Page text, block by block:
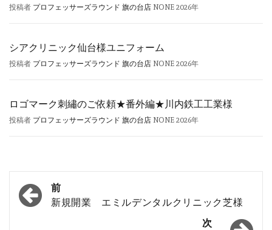
投稿者 プロフェッサーズラウンド 旗の台店 NONE 2026年
シアクリニック仙台様ユニフォーム
投稿者 プロフェッサーズラウンド 旗の台店 NONE 2026年
ロゴマーク刺繡のご依頼★番外編★川内鉄工工業様
投稿者 プロフェッサーズラウンド 旗の台店 NONE 2026年
投
稿
前
新規開業 エミルデンタルクリニック芝様
次